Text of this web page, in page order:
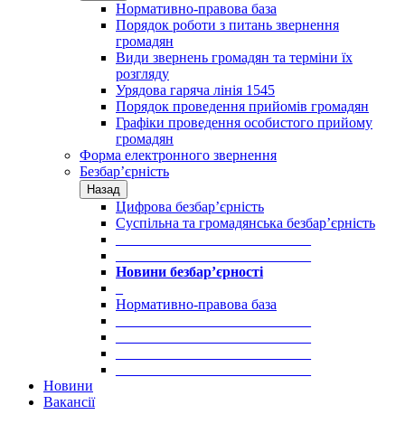
Нормативно-правова база
Порядок роботи з питань звернення
громадян
Види звернень громадян та терміни їх
розгляду
Урядова гаряча лінія 1545
Порядок проведення прийомів громадян
Графіки проведення особистого прийому
громадян
Форма електронного звернення
Безбар’єрність
Назад
Цифрова безбар’єрність
Суспільна та громадянська безбар’єрність
Новини безбар’єрності
Нормативно-правова база
Новини
Вакансії